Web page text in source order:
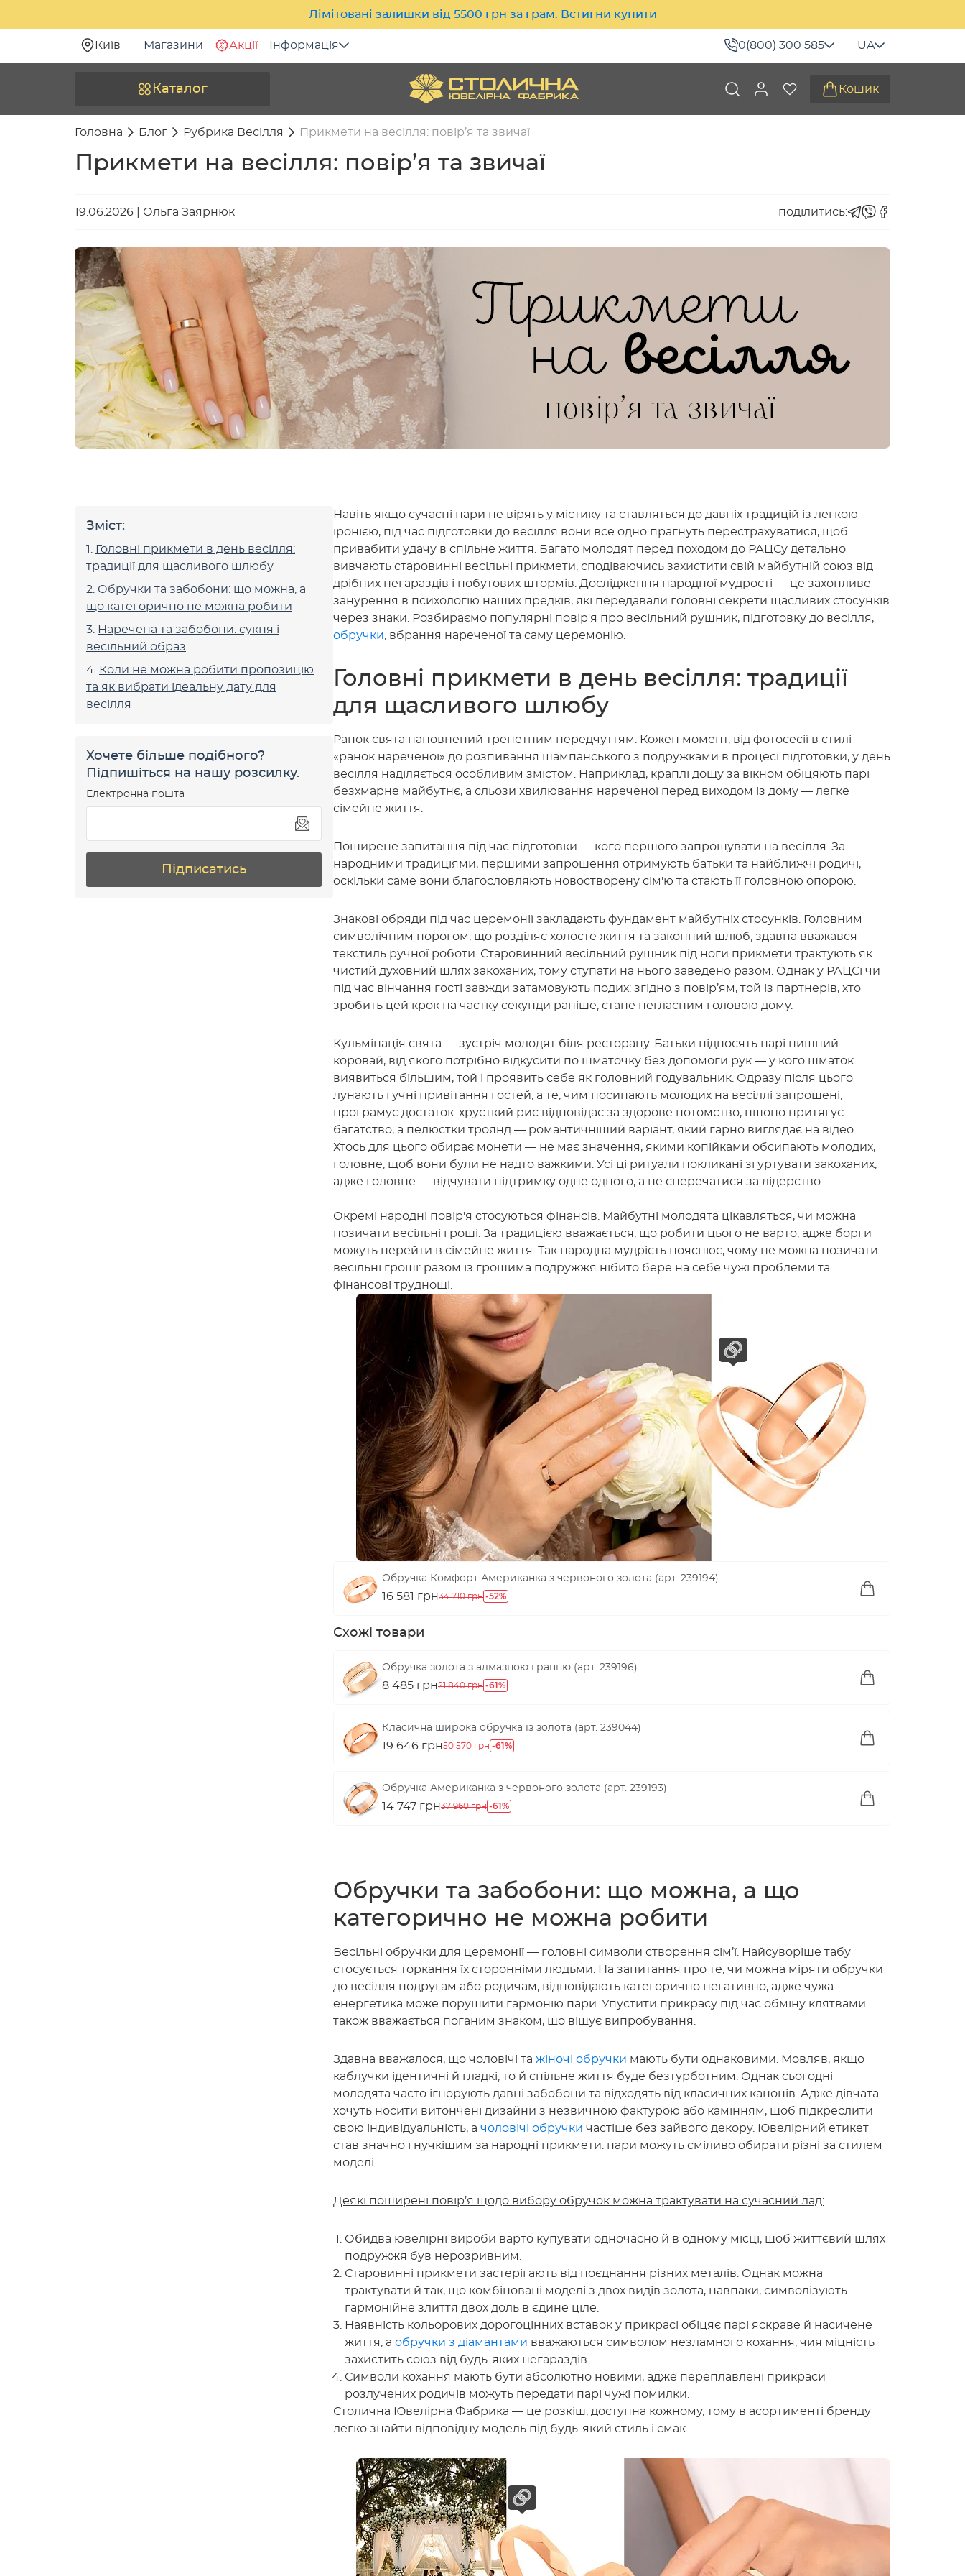
Лімітовані залишки від 5500 грн за грам. Встигни купити
Київ Магазини Акції Інформація 0(800) 300 585 UA
Каталог Кошик
Головна Блог Рубрика Весілля Прикмети на весілля: повір’я та звичаї
Прикмети на весілля: повір’я та звичаї
19.06.2026 Ольга Заярнюк поділитись:
Зміст:
Головні прикмети в день весілля:
традиції для щасливого шлюбу
Обручки та забобони: що можна, а
що категорично не можна робити
Наречена та забобони: сукня і
весільний образ
Коли не можна робити пропозицію
та як вибрати ідеальну дату для
весілля
Хочете більше подібного?
Підпишіться на нашу розсилку.
Електронна пошта
Підписатись
Навіть якщо сучасні пари не вірять у містику та ставляться до давніх традицій із легкою
іронією, під час підготовки до весілля вони все одно прагнуть перестрахуватися, щоб
привабити удачу в спільне життя. Багато молодят перед походом до РАЦСу детально
вивчають старовинні весільні прикмети, сподіваючись захистити свій майбутній союз від
дрібних негараздів і побутових штормів. Дослідження народної мудрості — це захопливе
занурення в психологію наших предків, які передавали головні секрети щасливих стосунків
через знаки. Розбираємо популярні повір'я про весільний рушник, підготовку до весілля,
обручки, вбрання нареченої та саму церемонію.
Головні прикмети в день весілля: традиції
для щасливого шлюбу
Ранок свята наповнений трепетним передчуттям. Кожен момент, від фотосесії в стилі
«ранок нареченої» до розпивання шампанського з подружками в процесі підготовки, у день
весілля наділяється особливим змістом. Наприклад, краплі дощу за вікном обіцяють парі
безхмарне майбутнє, а сльози хвилювання нареченої перед виходом із дому — легке
сімейне життя.
Поширене запитання під час підготовки — кого першого запрошувати на весілля. За
народними традиціями, першими запрошення отримують батьки та найближчі родичі,
оскільки саме вони благословляють новостворену сім'ю та стають її головною опорою.
Знакові обряди під час церемонії закладають фундамент майбутніх стосунків. Головним
символічним порогом, що розділяє холосте життя та законний шлюб, здавна вважався
текстиль ручної роботи. Старовинний весільний рушник під ноги прикмети трактують як
чистий духовний шлях закоханих, тому ступати на нього заведено разом. Однак у РАЦСі чи
під час вінчання гості завжди затамовують подих: згідно з повір’ям, той із партнерів, хто
зробить цей крок на частку секунди раніше, стане негласним головою дому.
Кульмінація свята — зустріч молодят біля ресторану. Батьки підносять парі пишний
коровай, від якого потрібно відкусити по шматочку без допомоги рук — у кого шматок
виявиться більшим, той і проявить себе як головний годувальник. Одразу після цього
лунають гучні привітання гостей, а те, чим посипають молодих на весіллі запрошені,
програмує достаток: хрусткий рис відповідає за здорове потомство, пшоно притягує
багатство, а пелюстки троянд — романтичніший варіант, який гарно виглядає на відео.
Хтось для цього обирає монети — не має значення, якими копійками обсипають молодих,
головне, щоб вони були не надто важкими. Усі ці ритуали покликані згуртувати закоханих,
адже головне — відчувати підтримку одне одного, а не сперечатися за лідерство.
Окремі народні повір'я стосуються фінансів. Майбутні молодята цікавляться, чи можна
позичати весільні гроші. За традицією вважається, що робити цього не варто, адже борги
можуть перейти в сімейне життя. Так народна мудрість пояснює, чому не можна позичати
весільні гроші: разом із грошима подружжя нібито бере на себе чужі проблеми та
фінансові труднощі.
Обручка Комфорт Американка з червоного золота (арт. 239194)
16 581 грн34 710 грн -52%
Схожі товари
Обручка золота з алмазною гранню (арт. 239196)
8 485 грн21 840 грн -61%
Класична широка обручка із золота (арт. 239044)
19 646 грн50 570 грн -61%
Обручка Американка з червоного золота (арт. 239193)
14 747 грн37 960 грн -61%
Обручки та забобони: що можна, а що
категорично не можна робити
Весільні обручки для церемонії — головні символи створення сім’ї. Найсуворіше табу
стосується торкання їх сторонніми людьми. На запитання про те, чи можна міряти обручки
до весілля подругам або родичам, відповідають категорично негативно, адже чужа
енергетика може порушити гармонію пари. Упустити прикрасу під час обміну клятвами
також вважається поганим знаком, що віщує випробування.
Здавна вважалося, що чоловічі та жіночі обручки мають бути однаковими. Мовляв, якщо
каблучки ідентичні й гладкі, то й спільне життя буде безтурботним. Однак сьогодні
молодята часто ігнорують давні забобони та відходять від класичних канонів. Адже дівчата
хочуть носити витончені дизайни з незвичною фактурою або камінням, щоб підкреслити
свою індивідуальність, а чоловічі обручки частіше без зайвого декору. Ювелірний етикет
став значно гнучкішим за народні прикмети: пари можуть сміливо обирати різні за стилем
моделі.
Деякі поширені повір’я щодо вибору обручок можна трактувати на сучасний лад:
Обидва ювелірні вироби варто купувати одночасно й в одному місці, щоб життєвий шлях
подружжя був нерозривним.
Старовинні прикмети застерігають від поєднання різних металів. Однак можна
трактувати й так, що комбіновані моделі з двох видів золота, навпаки, символізують
гармонійне злиття двох доль в єдине ціле.
Наявність кольорових дорогоцінних вставок у прикрасі обіцяє парі яскраве й насичене
життя, а обручки з діамантами вважаються символом незламного кохання, чия міцність
захистить союз від будь-яких негараздів.
Символи кохання мають бути абсолютно новими, адже переплавлені прикраси
розлучених родичів можуть передати парі чужі помилки.
Столична Ювелірна Фабрика — це розкіш, доступна кожному, тому в асортименті бренду
легко знайти відповідну модель під будь-який стиль і смак.